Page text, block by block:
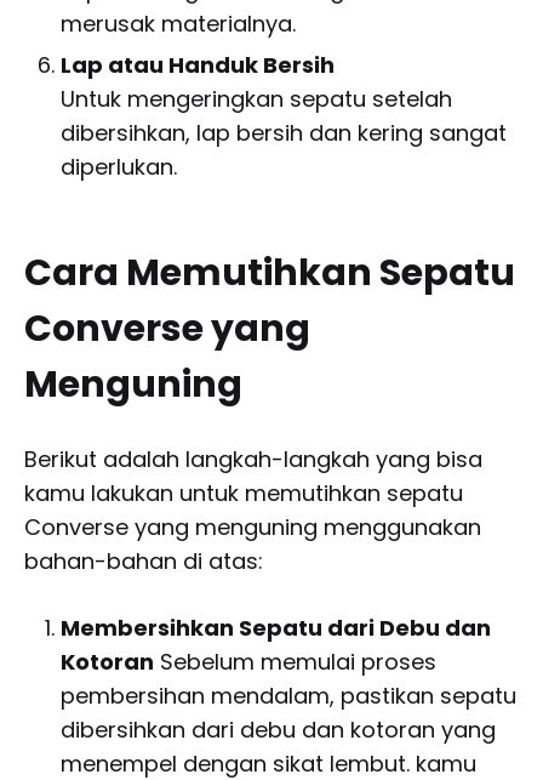
merusak materialnya.
Lap atau Handuk Bersih
Untuk mengeringkan sepatu setelah
dibersihkan, lap bersih dan kering sangat
diperlukan.
Cara Memutihkan Sepatu
Converse yang
Menguning
Berikut adalah langkah-langkah yang bisa
kamu lakukan untuk memutihkan sepatu
Converse yang menguning menggunakan
bahan-bahan di atas:
Membersihkan Sepatu dari Debu dan
Kotoran Sebelum memulai proses
pembersihan mendalam, pastikan sepatu
dibersihkan dari debu dan kotoran yang
menempel dengan sikat lembut. kamu